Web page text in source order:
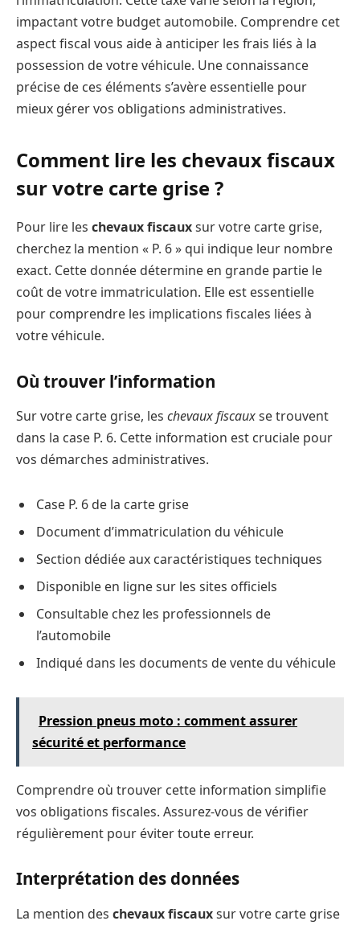
impactant votre budget automobile. Comprendre cet
aspect fiscal vous aide à anticiper les frais liés à la
possession de votre véhicule. Une connaissance
précise de ces éléments s’avère essentielle pour
mieux gérer vos obligations administratives.
Comment lire les chevaux fiscaux
sur votre carte grise ?
Pour lire les chevaux fiscauxsur votre carte grise,
cherchez la mention « P. 6 » qui indique leur nombre
exact. Cette donnée détermine en grande partie le
coût de votre immatriculation. Elle est essentielle
pour comprendre les implications fiscales liées à
votre véhicule.
Où trouver l’information
Sur votre carte grise, les chevaux fiscauxse trouvent
dans la case P. 6. Cette information est cruciale pour
vos démarches administratives.
Case P. 6 de la carte grise
Document d’immatriculation du véhicule
Section dédiée aux caractéristiques techniques
Disponible en ligne sur les sites officiels
Consultable chez les professionnels de
l’automobile
Indiqué dans les documents de vente du véhicule
Pression pneus moto : comment assurer
sécurité et performance
Comprendre où trouver cette information simplifie
vos obligations fiscales. Assurez-vous de vérifier
régulièrement pour éviter toute erreur.
Interprétation des données
La mention des chevaux fiscauxsur votre carte grise